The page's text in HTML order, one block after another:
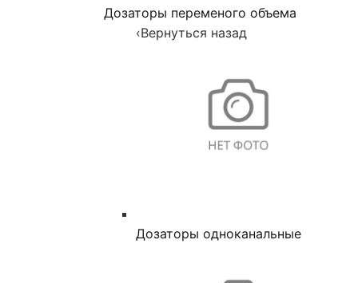
Дозаторы переменого объема
‹Вернуться назад
Дозаторы одноканальные